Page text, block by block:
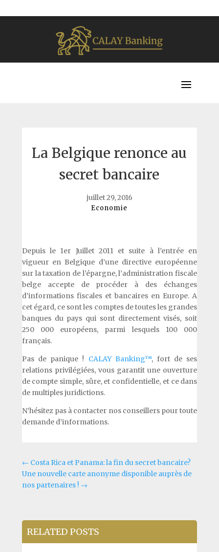
La Belgique renonce au
secret bancaire
juillet 29, 2016
Economie
Depuis le 1er Juillet 2011 et suite à l’entrée en
vigueur en Belgique d’une directive européenne
sur la taxation de l’épargne, l’administration fiscale
belge accepte de procéder à des échanges
d’informations fiscales et bancaires en Europe. A
cet égard, ce sont les comptes de toutes les grandes
banques du pays qui sont directement visés, soit
250 000 européens, parmi lesquels 100 000
français.
Pas de panique ! CALAY Banking™, fort de ses
relations privilégiées, vous garantit une ouverture
de compte simple, sûre, et confidentielle, et ce dans
de multiples juridictions.
N’hésitez pas à contacter nos conseillers pour toute
demande d’informations.
← Costa Rica et Panama: la fin du secret bancaire?
Une nouvelle carte anonyme disponible auprès de
nos partenaires ! →
RELATED POSTS